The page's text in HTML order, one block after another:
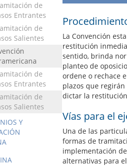
de
Entrantes
de
Salientes
de
Entrantes
de
Salientes
Y
La Convención
restitución
sentido, brinda
planteo de
ordene o rechace
plazos que
dictar la
Vías para el
Una de las
formas de
implementación
alternativas para